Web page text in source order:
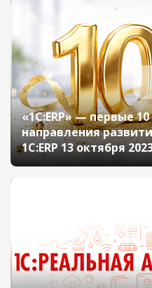
«1С:ERP» — первые
направления
1С:ERP 13 октября
Кислов Алексей,